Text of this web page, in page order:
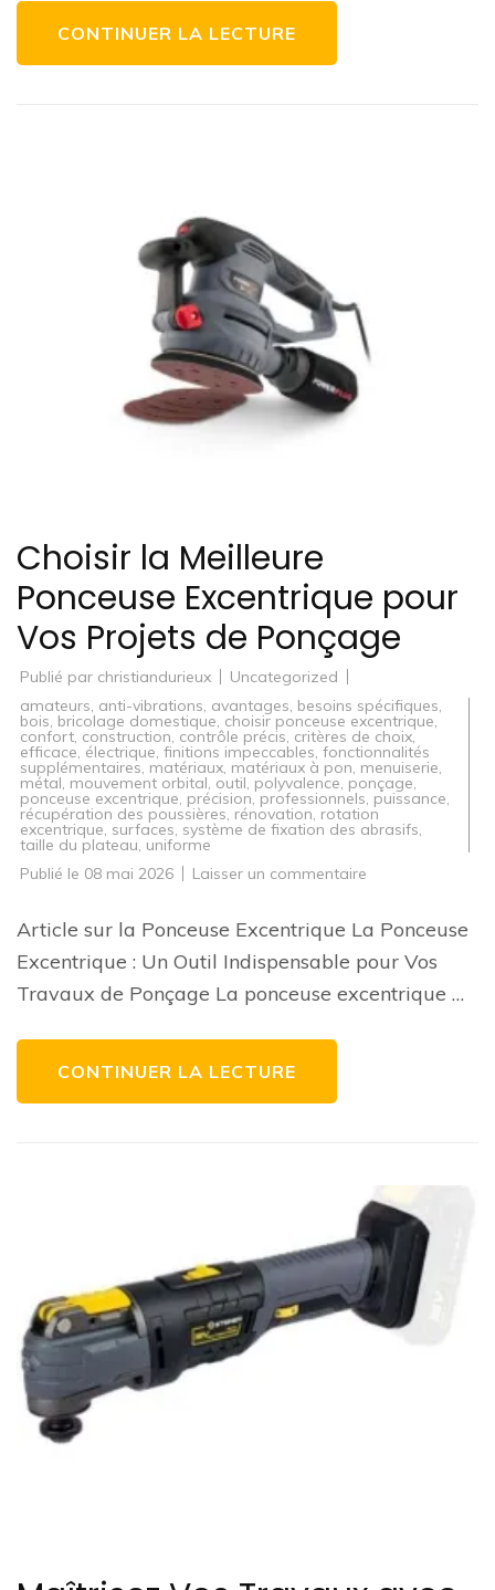
CONTINUER LA LECTURE
Choisir la Meilleure
Ponceuse Excentrique pour
Vos Projets de Ponçage
Publié par christiandurieux
Uncategorized
amateurs anti-vibrations avantages besoins spécifiques
bois bricolage domestique choisir ponceuse excentrique
confort construction contrôle précis critères de choix,
efficace électrique finitions impeccables fonctionnalités
supplémentaires matériaux matériaux à pon menuiserie
métal mouvement orbital outil polyvalence ponçage
ponceuse excentrique précision , professionnels puissance
récupération des poussières rénovation rotation
excentrique surfaces système de fixation des abrasifs
taille du plateau uniforme
Publié le 08 mai 2026 Laisser un commentaire
Ponceuse
pour
Projets
Article sur la Ponceuse Excentrique La Ponceuse
Excentrique : Un Outil Indispensable pour Vos
Travaux de Ponçage La ponceuse excentrique …
CONTINUER LA LECTURE